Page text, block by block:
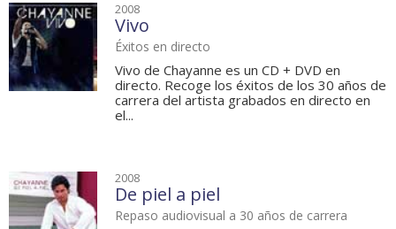
2008
Vivo
Éxitos en directo
Vivo de Chayanne es un CD + DVD en
directo. Recoge los éxitos de los 30 años de
carrera del artista grabados en directo en
el...
2008
De piel a piel
Repaso audiovisual a 30 años de carrera